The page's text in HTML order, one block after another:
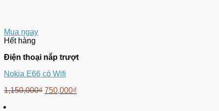
Mua ngay
Hết hàng
Điện thoại nắp trượt
Nokia E66 có Wifi
1,150,000₫ 750,000₫